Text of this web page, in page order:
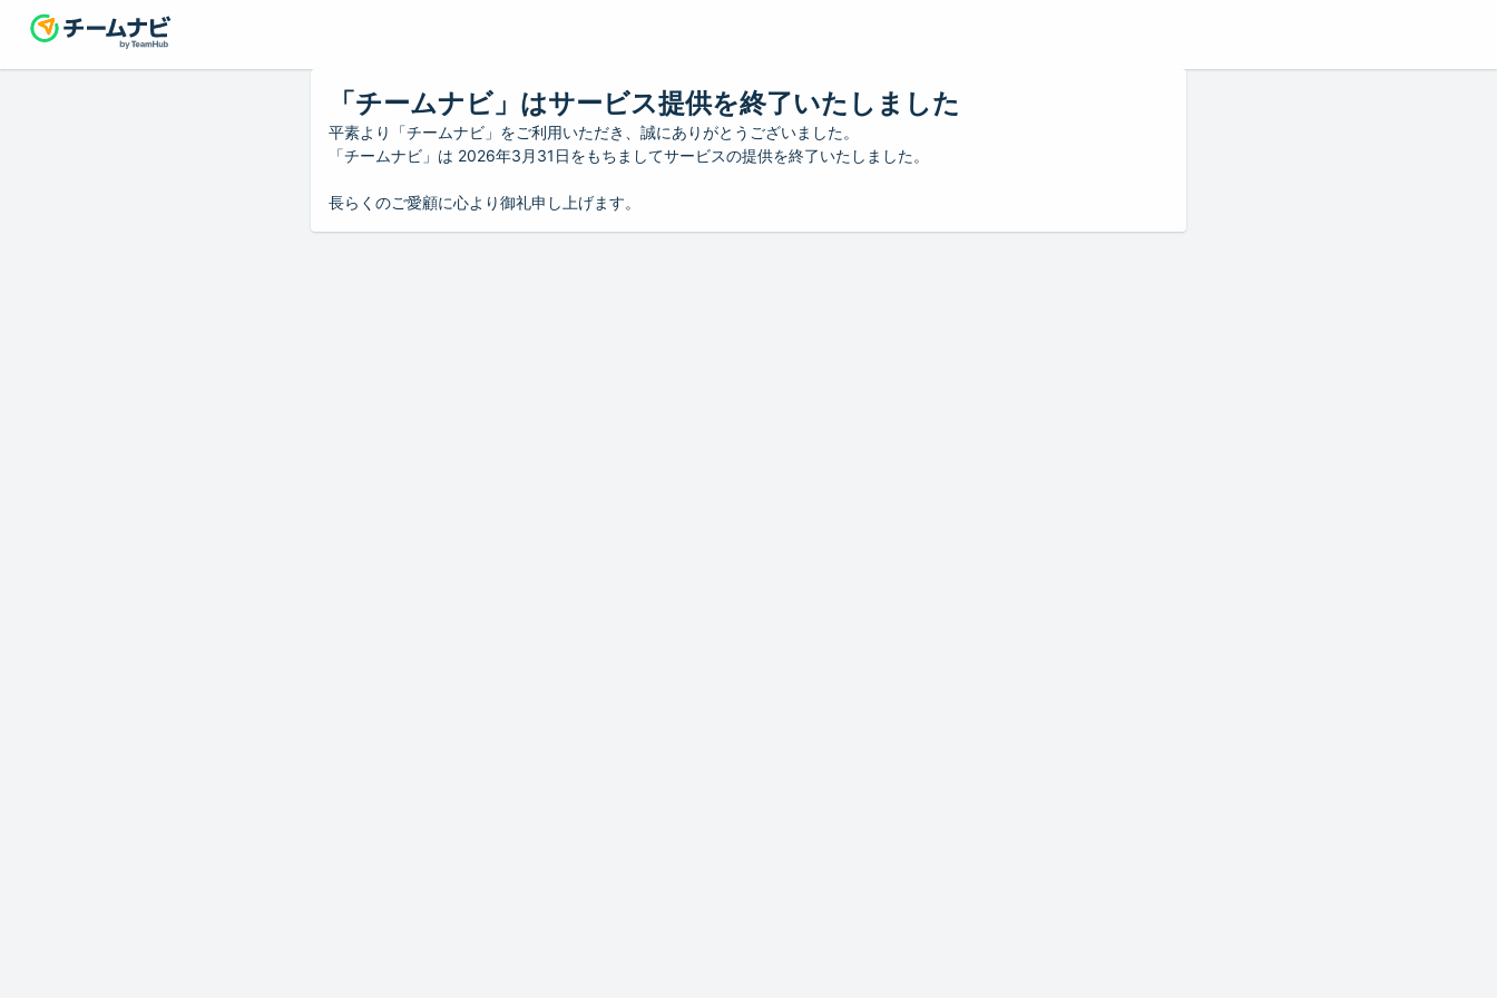
「チームナビ」はサービス提供を終了いたしました
平素より「チームナビ」をご利用いただき、誠にありがとうございました。
「チームナビ」は 2026年3月31日をもちましてサービスの提供を終了いたしました。
長らくのご愛顧に心より御礼申し上げます。